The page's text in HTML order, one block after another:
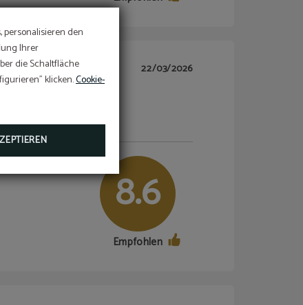
personalisieren den
Ihrer
die Schaltfläche
klicken.Cookie-
22/03/2026
8.6
Empfohlen